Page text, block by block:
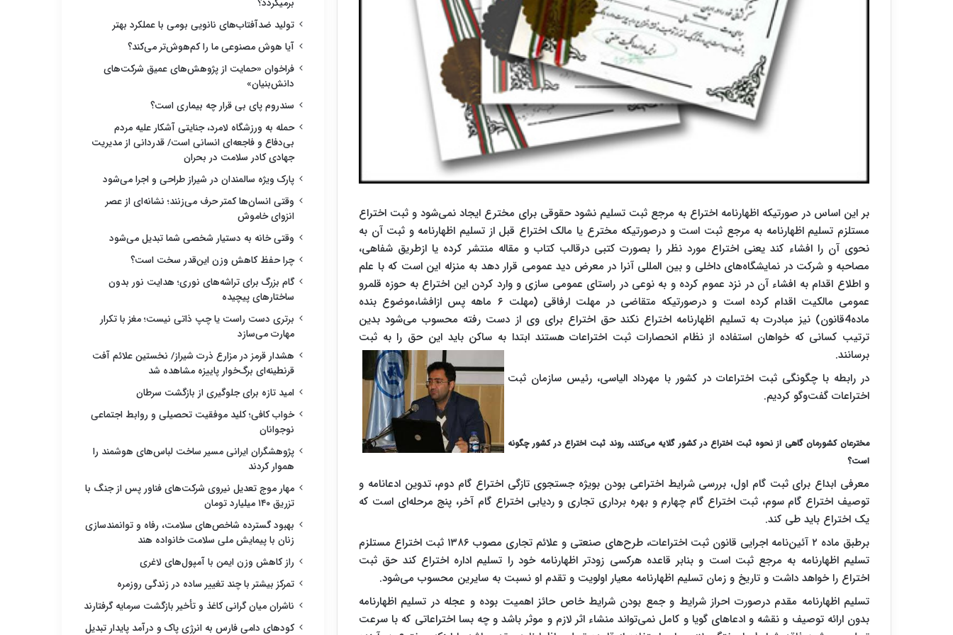
بر این اساس در صورتیکه اظهارنامه اختراع به مرجع ثبت تسلیم نشود حقوقی برای مخترع ایجاد نمی‌شود و ثبت اختراع
مستلزم تسلیم اظهارنامه به مرجع ثبت است و درصورتیکه مخترع یا مالک اختراع قبل از تسلیم اظهارنامه و ثبت آن به
نحوی آن را افشاء کند یعنی اختراع مورد نظر را بصورت کتبی درقالب کتاب و مقاله منتشر کرده یا ازطریق شفاهی،
مصاحبه و شرکت در نمایشگاه‌های داخلی و بین المللی آنرا در معرض دید عمومی قرار دهد به منزله این است که با علم
و اطلاع اقدام به افشاء آن در نزد عموم کرده و به نوعی در راستای عمومی سازی و وارد کردن این اختراع به حوزه قلمرو
عمومی مالکیت اقدام کرده است و درصورتیکه متقاضی در مهلت ارفاقی (مهلت ۶ ماهه پس ازافشا،موضوع بنده
ماده4قانون) نیز مبادرت به تسلیم اظهارنامه اختراع نکند حق اختراع برای وی از دست رفته محسوب می‌شود بدین
ترتیب کسانی که خواهان استفاده از نظام انحصارات ثبت اختراعات هستند ابتدا به ساکن باید این حق را به ثبت
برسانند.
در رابطه با چگونگی ثبت اختراعات در کشور با مهرداد الیاسی، رئیس سازمان ثبت
اختراعات گفت‌وگو کردیم.
مخترعان کشورمان گاهی از نحوه ثبت اختراع در کشور گلایه می‌کنند، روند ثبت اختراع در کشور چگونه
است؟
معرفی ابداع برای ثبت گام اول، بررسی شرایط اختراعی بودن بویژه جستجوی تازگی اختراع گام دوم، تدوین ادعانامه و
توصیف اختراع گام سوم، ثبت اختراع گام چهارم و بهره برداری تجاری و ردیابی اختراع گام آخر، پنج مرحله‌ای است که
یک اختراع باید طی کند.
برطبق ماده ۲ آئین‌نامه اجرایی قانون ثبت اختراعات، طرح‌های صنعتی و علائم تجاری مصوب ۱۳۸۶ ثبت اختراع مستلزم
تسلیم اظهارنامه به مرجع ثبت است و بنابر قاعده هرکسی زودتر اظهارنامه خود را تسلیم اداره اختراع کند حق ثبت
اختراع را خواهد داشت و تاریخ و زمان تسلیم اظهارنامه معیار اولویت و تقدم او نسبت به سایرین محسوب می‌شود.
تسلیم اظهارنامه مقدم درصورت احراز شرایط و جمع بودن شرایط خاص حائز اهمیت بوده و عجله در تسلیم اظهارنامه
بدون ارائه توصیف و نقشه و ادعاهای گویا و کامل نمی‌تواند منشاء اثر لازم و موثر باشد و چه بسا اختراعاتی که با سرعت
تولید ضدآفتاب‌های نانویی بومی با عملکرد بهتر
آیا هوش مصنوعی ما را کم‌هوش‌تر می‌کند؟
فراخوان «حمایت از پژوهش‌های عمیق شرکت‌های
دانش‌بنیان»
سندروم پای بی قرار چه بیماری است؟
حمله به ورزشگاه لامرد، جنایتی آشکار علیه مردم
بی‌دفاع و فاجعه‌ای انسانی است/ قدردانی از مدیریت
جهادی کادر سلامت در بحران
پارک ویژه سالمندان در شیراز طراحی و اجرا می‌شود
وقتی انسان‌ها کمتر حرف می‌زنند؛ نشانه‌ای از عصر
انزوای خاموش
وقتی خانه به دستیار شخصی شما تبدیل می‌شود
چرا حفظ کاهش وزن این‌قدر سخت است؟
گام بزرگ برای تراشه‌های نوری؛ هدایت نور بدون
ساختارهای پیچیده
برتری دست راست یا چپ ذاتی نیست؛ مغز با تکرار
مهارت می‌سازد
هشدار قرمز در مزارع ذرت شیراز/ نخستین علائم آفت
قرنطینه‌ای برگ‌خوار پاییزه مشاهده شد
امید تازه برای جلوگیری از بازگشت سرطان
خواب کافی؛ کلید موفقیت تحصیلی و روابط اجتماعی
نوجوانان
پژوهشگران ایرانی مسیر ساخت لباس‌های هوشمند را
هموار کردند
مهار موج تعدیل نیروی شرکت‌های فناور پس از جنگ با
تزریق ۱۴۰ میلیارد تومان
بهبود گسترده شاخص‌های سلامت، رفاه و توانمندسازی
زنان با پیمایش ملی سلامت خانواده هند
راز کاهش وزن ایمن با آمپول‌های لاغری
تمرکز بیشتر با چند تغییر ساده در زندگی روزمره
ناشران میان گرانی کاغذ و تأخیر بازگشت سرمایه گرفتارند
کودهای دامی فارس به انرژی پاک و درآمد پایدار تبدیل